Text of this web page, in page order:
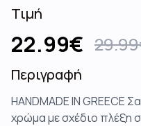
Τιμή
22.99€ 29.99
Περιγραφή
HANDMADE IN GREECE
χρώμα με σχέδιο πλέξη